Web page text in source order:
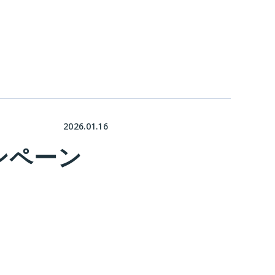
2026.01.16
ペーン